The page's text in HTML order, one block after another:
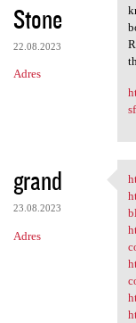
Stone
22.08.2023
Adres
grand
23.08.2023
Adres